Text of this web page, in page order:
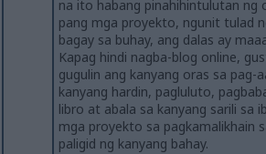
na ito habang pinahihintulutan ng
pang mga proyekto, ngunit tulad
bagay sa buhay, ang dalas ay
Kapag hindi nagba-blog online,
gugulin ang kanyang oras sa pag-
kanyang hardin, pagluluto,
libro at abala sa kanyang sarili sa
mga proyekto sa pagkamalikhain
paligid ng kanyang bahay.